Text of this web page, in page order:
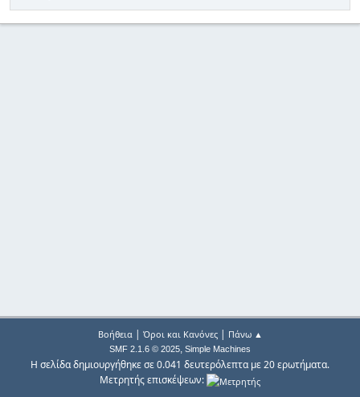
Βοήθεια| Όροι και Κανόνες| Πάνω ▲
SMF 2.1.6 © 2025, Simple Machines
Η σελίδα δημιουργήθηκε σε 0.041 δευτερόλεπτα με 20 ερωτήματα.
Μετρητής επισκέψεων: